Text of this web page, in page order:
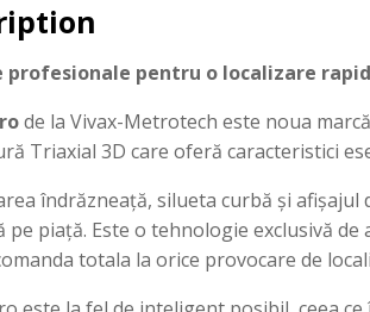
profesionale pentru o localizare
de la Vivax-Metrotech este noua
Triaxial 3D care oferă caracteristici
îndrăzneață, silueta curbă și
pe piață. Este o tehnologie exclusivă
totala la orice provocare de